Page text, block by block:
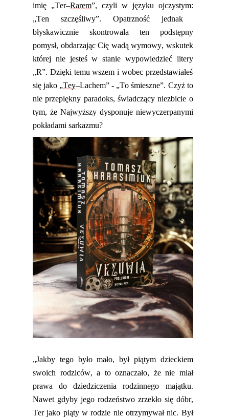
imię „Ter–Rarem”, czyli w języku ojczystym:
„Ten szczęśliwy”. Opatrzność jednak
błyskawicznie skontrowała ten podstępny
pomysł, obdarzając Cię wadą wymowy, wskutek
której nie jesteś w stanie wypowiedzieć litery
„R”. Dzięki temu wszem i wobec przedstawiałeś
się jako „Tey–Lachem” - „To śmieszne”. Czyż to
nie przepiękny paradoks, świadczący niezbicie o
tym, że Najwyższy dysponuje niewyczerpanymi
pokładami sarkazmu?
„Jakby tego było mało, był piątym dzieckiem
swoich rodziców, a to oznaczało, że nie miał
prawa do dziedziczenia rodzinnego majątku.
Nawet gdyby jego rodzeństwo zrzekło się dóbr,
Ter jako piąty w rodzie nie otrzymywał nic. Był